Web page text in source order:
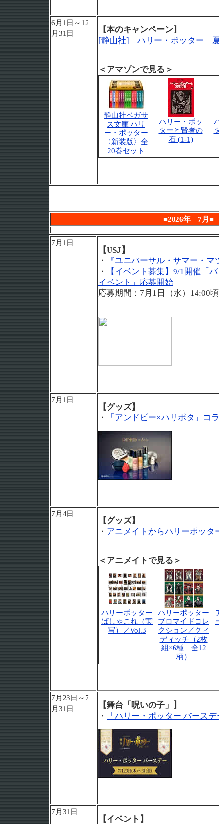
6月1日～12
月31日
【本のキャンペーン】
[静山社] ハリー・ポッター 夏
＜アマゾンで見る＞
静山社ペガサ
ス文庫 ハリ
ー・ポッター
〈新装版〉全
20巻セット
ハリー・ポッ
ターと賢者の
石 (1-1)
■2026年 7月■
7月1日
【USJ】
・
『ユニバーサル・サマー・
・
【イベント募集】9/1開催「
イベント」応募開始
応募期間：7月1日（水）14:00
7月1日
【グッズ】
・
「アンドビー×ハリポタ」コ
7月4日
【グッズ】
・ アニメイトからハリーポッタ
＜アニメイトで見る＞
ハリーポッター
ぱしゃこれ（実
写）／Vol.3
ハリーポッター
ブロマイドコレ
クション／クィ
ディッチ（2枚
組×6種 全12
柄）
7月23日～7
月31日
【舞台「呪いの子」】
・
「ハリー・ポッター バース
7月31日
【イベント】